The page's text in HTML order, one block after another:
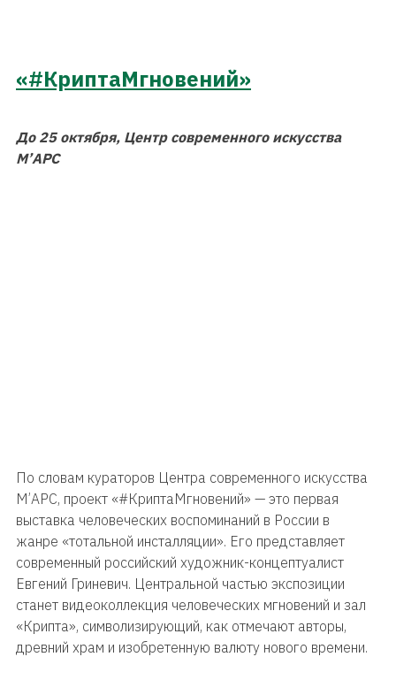
«#КриптаМгновений»
До 25 октября, Центр современного искусства
М’АРС
По словам кураторов Центра современного искусства
М’АРС, проект «#КриптаМгновений» — это первая
выставка человеческих воспоминаний в России в
жанре «тотальной инсталляции». Его представляет
современный российский художник-концептуалист
Евгений Гриневич. Центральной частью экспозиции
станет видеоколлекция человеческих мгновений и зал
«Крипта», символизирующий, как отмечают авторы,
древний храм и изобретенную валюту нового времени.